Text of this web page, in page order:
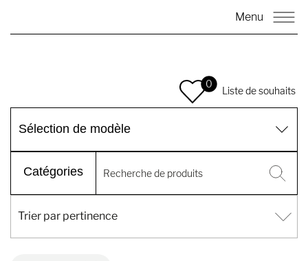
Menu
Sélection de modèle
Catégories
0
Liste de souhaits